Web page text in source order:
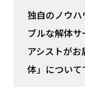
独自のノウ
ブルな解体
アシストが
体」について